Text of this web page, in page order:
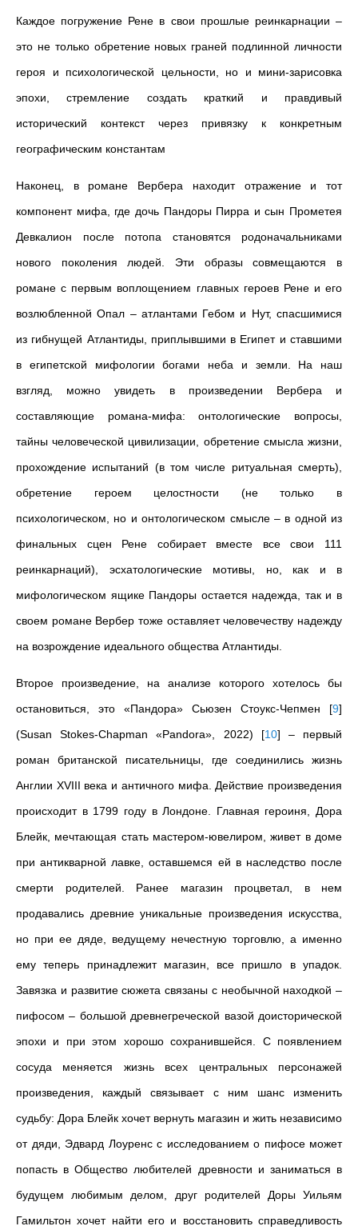
Каждое погружение Рене в свои прошлые реинкарнации –
это не только обретение новых граней подлинной личности
героя и психологической цельности, но и мини-зарисовка
эпохи, стремление создать краткий и правдивый
исторический контекст через привязку к конкретным
географическим константам
Наконец, в романе Вербера находит отражение и тот
компонент мифа, где дочь Пандоры Пирра и сын Прометея
Девкалион после потопа становятся родоначальниками
нового поколения людей. Эти образы совмещаются в
романе с первым воплощением главных героев Рене и его
возлюбленной Опал – атлантами Гебом и Нут, спасшимися
из гибнущей Атлантиды, приплывшими в Египет и ставшими
в египетской мифологии богами неба и земли. На наш
взгляд, можно увидеть в произведении Вербера и
составляющие романа-мифа: онтологические вопросы,
тайны человеческой цивилизации, обретение смысла жизни,
прохождение испытаний (в том числе ритуальная смерть),
обретение героем целостности (не только в
психологическом, но и онтологическом смысле – в одной из
финальных сцен Рене собирает вместе все свои 111
реинкарнаций), эсхатологические мотивы, но, как и в
мифологическом ящике Пандоры остается надежда, так и в
своем романе Вербер тоже оставляет человечеству надежду
на возрождение идеального общества Атлантиды.
Второе произведение, на анализе которого хотелось бы
остановиться, это «Пандора» Сьюзен Стоукс-Чепмен [9]
(Susan Stokes-Chapman «Pandora», 2022) [10] – первый
роман британской писательницы, где соединились жизнь
Англии XVIII века и античного мифа. Действие произведения
происходит в 1799 году в Лондоне. Главная героиня, Дора
Блейк, мечтающая стать мастером-ювелиром, живет в доме
при антикварной лавке, оставшемся ей в наследство после
смерти родителей. Ранее магазин процветал, в нем
продавались древние уникальные произведения искусства,
но при ее дяде, ведущему нечестную торговлю, а именно
ему теперь принадлежит магазин, все пришло в упадок.
Завязка и развитие сюжета связаны с необычной находкой –
пифосом – большой древнегреческой вазой доисторической
эпохи и при этом хорошо сохранившейся. С появлением
сосуда меняется жизнь всех центральных персонажей
произведения, каждый связывает с ним шанс изменить
судьбу: Дора Блейк хочет вернуть магазин и жить независимо
от дяди, Эдвард Лоуренс с исследованием о пифосе может
попасть в Общество любителей древности и заниматься в
будущем любимым делом, друг родителей Доры Уильям
Гамильтон хочет найти его и восстановить справедливость